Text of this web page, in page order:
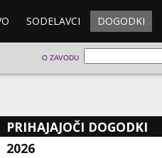
SODELAVCI DOGODKI
O ZAVODU
PRIHAJAJOČI DOGODKI
2026